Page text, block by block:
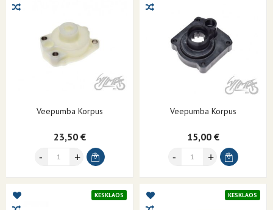
Veepumba Korpus
23,50 €
Veepumba Korpus
15,00 €
KESKLAOS KESKLAOS